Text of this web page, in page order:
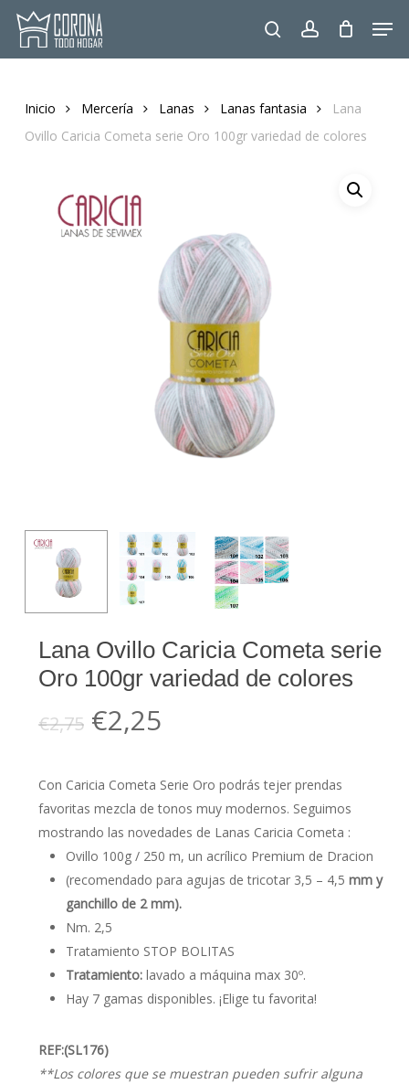
Skip
main
searchaccount
Inicio Mercería Lanas Lanas fantasia
Lana
Ovillo Caricia Cometa serie Oro 100gr variedad de colores
Lana Ovillo Caricia Cometa serie
Oro 100gr variedad de colores
€2,75 El
precio
original
era:
€2,75.
€2,25El
actual
es:
€2,25.
Con Caricia Cometa Serie Oro podrás tejer prendas
favoritas mezcla de tonos muy modernos. Seguimos
mostrando las novedades de Lanas Caricia Cometa :
Ovillo 100g / 250 m, un acrílico Premium de Dracion
(recomendado para agujas de tricotar 3,5 – 4,5 mm y
ganchillo de 2 mm).
Nm. 2,5
Tratamiento STOP BOLITAS
Tratamiento:lavado a máquina max 30º.
Hay 7 gamas disponibles. ¡Elige tu favorita!
REF:(SL176)
**Los colores que se muestran pueden sufrir alguna